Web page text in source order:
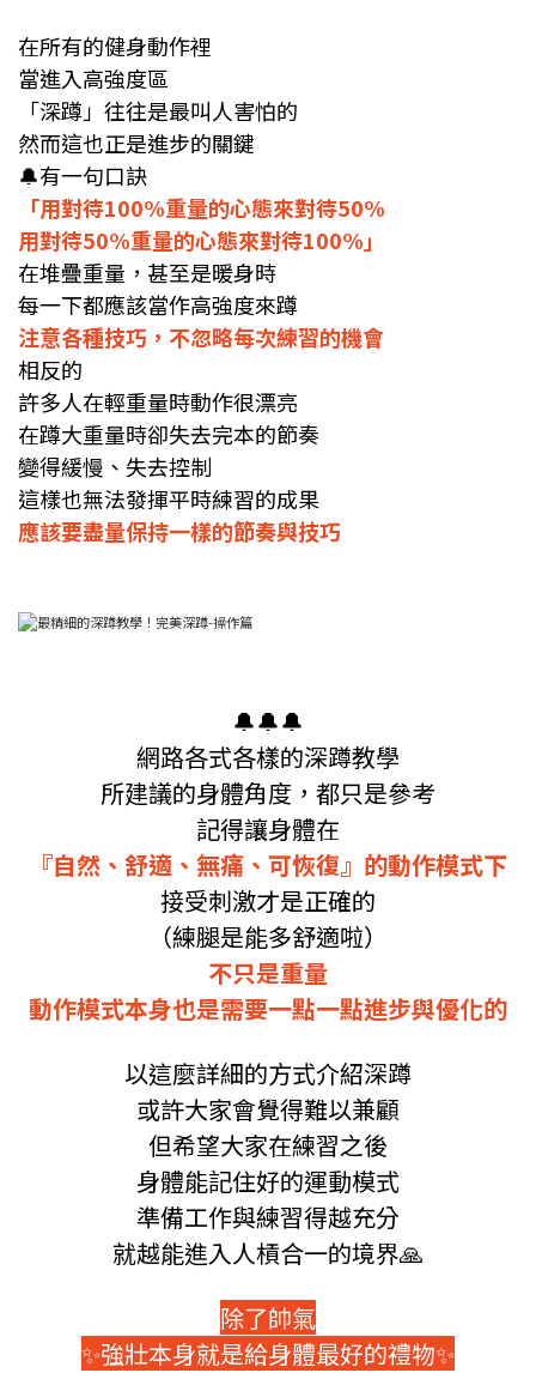
在所有的健身動作裡
當進入高強度區
「深蹲」往往是最叫人害怕的
然而這也正是進步的關鍵
🔔有一句口訣
「用對待100%重量的心態來對待50%
用對待50%重量的心態來對待100%」
在堆疊重量，甚至是暖身時
每一下都應該當作高強度來蹲
注意各種技巧，不忽略每次練習的機會
相反的
許多人在輕重量時動作很漂亮
在蹲大重量時卻失去完本的節奏
變得緩慢、失去控制
這樣也無法發揮平時練習的成果
應該要盡量保持一樣的節奏與技巧
🔔🔔🔔
網路各式各樣的深蹲教學
所建議的身體角度，都只是參考
記得讓身體在
『自然、舒適、無痛、可恢復』的動作模式下
接受刺激才是正確的
（練腿是能多舒適啦）
不只是重量
動作模式本身也是需要一點一點進步與優化的
以這麼詳細的方式介紹深蹲
或許大家會覺得難以兼顧
但希望大家在練習之後
身體能記住好的運動模式
準備工作與練習得越充分
就越能進入人槓合一的境界🙏
除了帥氣
✨強壯本身就是給身體最好的禮物✨